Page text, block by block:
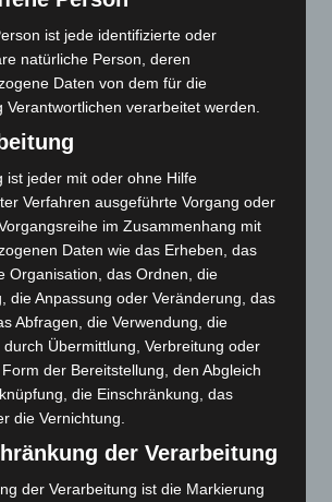
(133)
ist jede identifizierte oder
natürliche Person, deren
Daten von dem für die
Verantwortlichen verarbeitet werden.
ist jeder mit oder ohne Hilfe
Verfahren ausgeführte Vorgang oder
im Zusammenhang mit
Daten wie das Erheben, das
Organisation, das Ordnen, die
die Anpassung oder Veränderung, das
Abfragen, die Verwendung, die
Übermittlung, Verbreitung oder
der Bereitstellung, den Abgleich
die Einschränkung, das
die Vernichtung.
der Verarbeitung
der Verarbeitung ist die Markierung